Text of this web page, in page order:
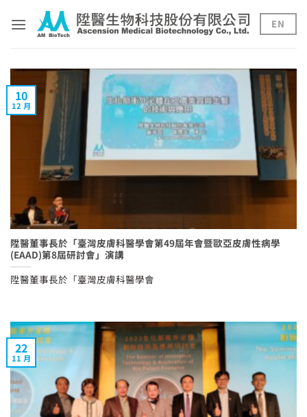
content
EN
陞醫董事長於「臺灣皮膚科醫學會第49屆年會暨歐亞皮膚性病學
(EAAD)第8屆研討會」演講
陞醫董事長於「臺灣皮膚科醫學會
10
12 月
22
11 月